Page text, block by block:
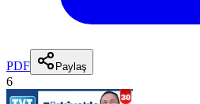
PDF Paylaş
6